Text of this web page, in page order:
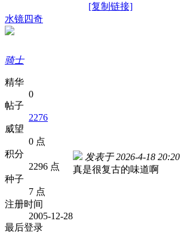
[复制链接]
水镜四奇
骑士
精华
0
帖子
2276
威望
0 点
积分
2296 点
种子
7 点
注册时间
2005-12-28
最后登录
发表于 2026-4-18
真是很复古的味道啊